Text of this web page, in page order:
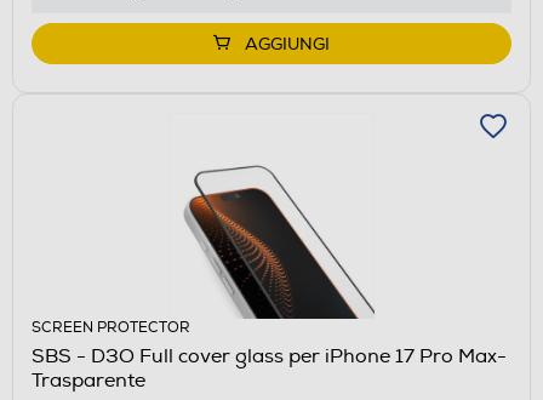
AGGIUNGI
SCREEN PROTECTOR
SBS - D3O Full cover glass per iPhone 17 Pro Max-
Trasparente